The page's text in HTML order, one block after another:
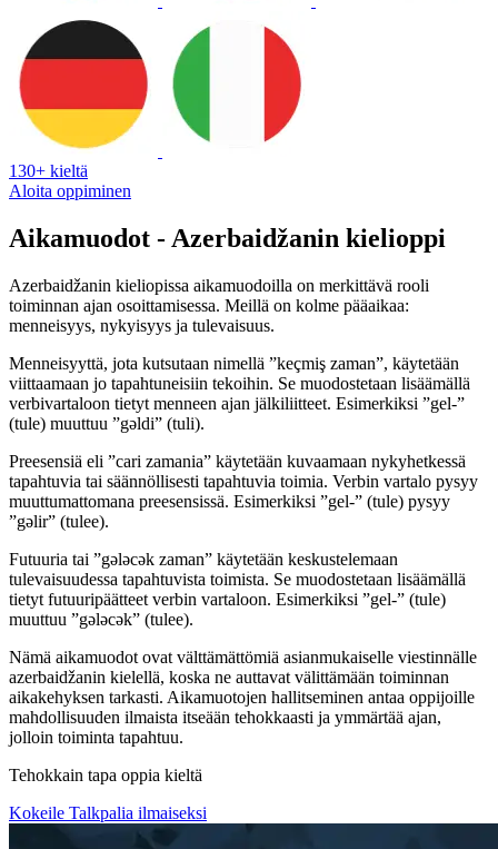
130+ kieltä
Aloita oppiminen
Aikamuodot - Azerbaidžanin kielioppi
Azerbaidžanin kieliopissa aikamuodoilla on merkittävä rooli
toiminnan ajan osoittamisessa. Meillä on kolme pääaikaa:
menneisyys, nykyisyys ja tulevaisuus.
Menneisyyttä, jota kutsutaan nimellä ”keçmiş zaman”, käytetään
viittaamaan jo tapahtuneisiin tekoihin. Se muodostetaan lisäämällä
verbivartaloon tietyt menneen ajan jälkiliitteet. Esimerkiksi ”gel-”
(tule) muuttuu ”gəldi” (tuli).
Preesensiä eli ”cari zamania” käytetään kuvaamaan nykyhetkessä
tapahtuvia tai säännöllisesti tapahtuvia toimia. Verbin vartalo pysyy
muuttumattomana preesensissä. Esimerkiksi ”gel-” (tule) pysyy
”gəlir” (tulee).
Futuuria tai ”gələcək zaman” käytetään keskustelemaan
tulevaisuudessa tapahtuvista toimista. Se muodostetaan lisäämällä
tietyt futuuripäätteet verbin vartaloon. Esimerkiksi ”gel-” (tule)
muuttuu ”gələcək” (tulee).
Nämä aikamuodot ovat välttämättömiä asianmukaiselle viestinnälle
azerbaidžanin kielellä, koska ne auttavat välittämään toiminnan
aikakehyksen tarkasti. Aikamuotojen hallitseminen antaa oppijoille
mahdollisuuden ilmaista itseään tehokkaasti ja ymmärtää ajan,
jolloin toiminta tapahtuu.
Tehokkain tapa oppia kieltä
Kokeile Talkpalia ilmaiseksi